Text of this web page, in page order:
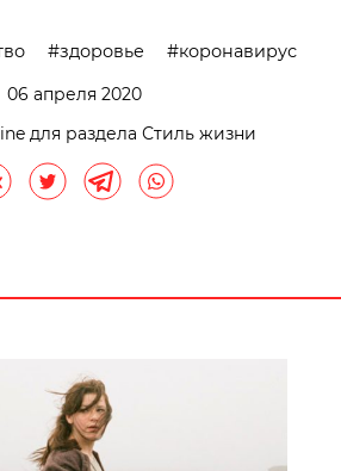
здоровье
коронавирус
06 апреля 2020
для раздела Стиль жизни